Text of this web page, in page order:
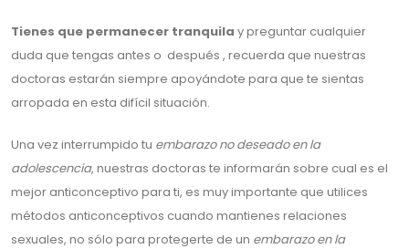
Tienes que permanecer tranquila y preguntar cualquier
duda que tengas antes o después , recuerda que nuestras
doctoras estarán siempre apoyándote para que te sientas
arropada en esta difícil situación.
Una vez interrumpido tu embarazo no deseado en la
adolescencia, nuestras doctoras te informarán sobre cual es el
mejor anticonceptivo para ti, es muy importante que utilices
métodos anticonceptivos cuando mantienes relaciones
sexuales, no sólo para protegerte de un embarazo en la